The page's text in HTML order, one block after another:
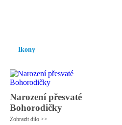
Ikony
Narození přesvaté
Bohorodičky
Zobrazit dílo >>